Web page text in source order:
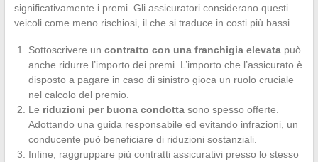
significativamente i premi. Gli assicuratori considerano questi
veicoli come meno rischiosi, il che si traduce in costi più bassi.
Sottoscrivere un contratto con una franchigia elevatapuò
anche ridurre l’importo dei premi. L’importo che l’assicurato è
disposto a pagare in caso di sinistro gioca un ruolo cruciale
nel calcolo del premio.
Le riduzioni per buona condottasono spesso offerte.
Adottando una guida responsabile ed evitando infrazioni, un
conducente può beneficiare di riduzioni sostanziali.
Infine, raggruppare più contratti assicurativi presso lo stesso